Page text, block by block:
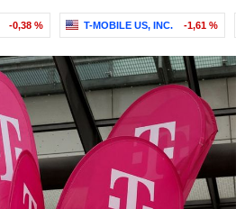
-0,38 % T-MOBILE US, INC. -1,61 %